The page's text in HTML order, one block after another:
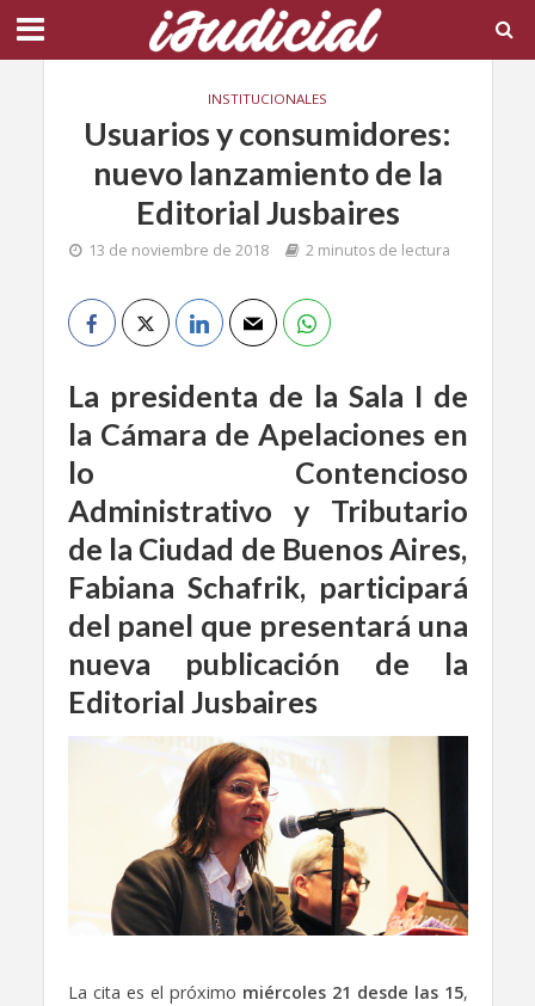
INSTITUCIONALES
Usuarios y consumidores:
nuevo lanzamiento de la
Editorial Jusbaires
13 de noviembre de 2018 2 minutos de lectura
La presidenta de la Sala I de
la Cámara de Apelaciones en
lo Contencioso
Administrativo y Tributario
de la Ciudad de Buenos Aires,
Fabiana Schafrik, participará
del panel que presentará una
nueva publicación de la
Editorial Jusbaires
La cita es el próximo miércoles 21 desde las 15,